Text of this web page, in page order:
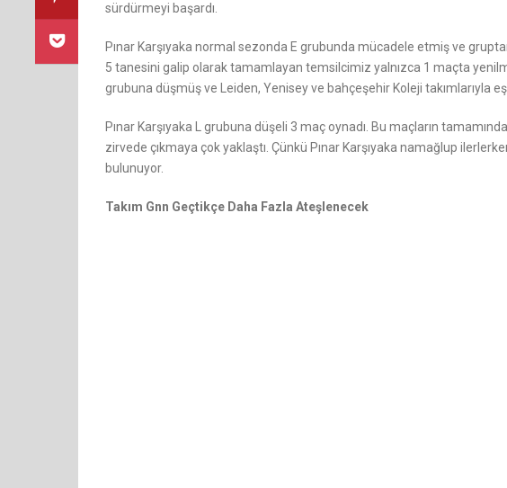
sürdürmeyi başardı.
Pınar Karşıyaka normal sezonda E grubunda mücadele etmiş ve gruptan
5 tanesini galip olarak tamamlayan temsilcimiz yalnızca 1 maçta
grubuna düşmüş ve Leiden, Yenisey ve bahçeşehir Koleji takımlarıyla
Pınar Karşıyaka L grubuna düşeli 3 maç oynadı. Bu maçların
zirvede çıkmaya çok yaklaştı. Çünkü Pınar Karşıyaka namağlup
bulunuyor.
Takım Gnn Geçtikçe Daha Fazla Ateşlenecek